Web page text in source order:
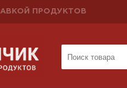
ПРОДУКТОВ